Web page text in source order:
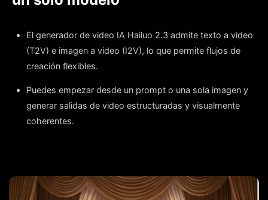
El generador de video IA Hailuo 2.3 admite texto a video
(T2V) e imagen a video (I2V), lo que permite flujos de
creación flexibles.
Puedes empezar desde un prompt o una sola imagen y
generar salidas de video estructuradas y visualmente
coherentes.